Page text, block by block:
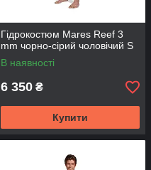
Гідрокостюм Mares Reef 3
mm чорно-сірий чоловічий S
В наявності
6 350 ₴
Купити